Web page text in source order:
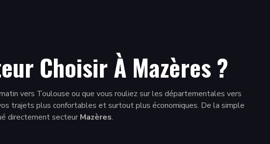
Choisir À Mazères ?
vers Toulouse ou que vous rouliez sur les départementales vers
trajets plus confortables et surtout plus économiques. De la simple
directement secteur Mazères.